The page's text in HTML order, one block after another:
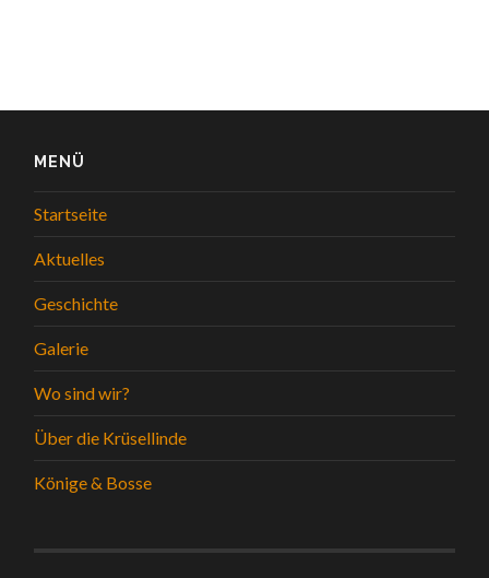
MENÜ
Startseite
Aktuelles
Geschichte
Galerie
Wo sind wir?
Über die Krüsellinde
Könige & Bosse